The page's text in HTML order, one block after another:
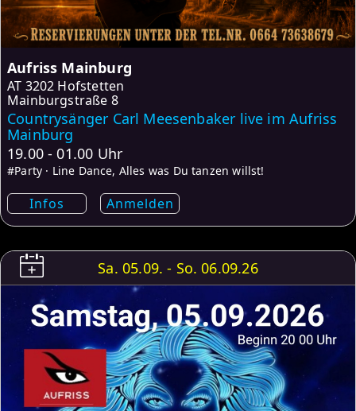
Aufriss Mainburg
AT 3202 Hofstetten
Mainburgstraße 8
Countrysänger Carl Meesenbaker live im Aufriss
Mainburg
19.00 - 01.00 Uhr
#Party · Line Dance, Alles was Du tanzen willst!
Infos Anmelden
Sa. 05.09. - So. 06.09.26